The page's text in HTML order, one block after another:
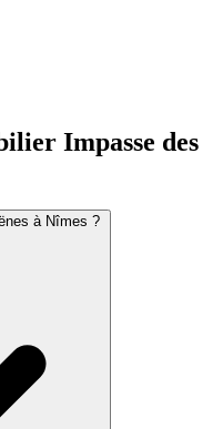
Impasse des
à Nîmes ?